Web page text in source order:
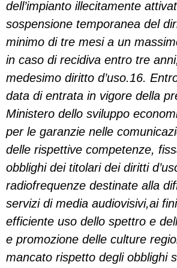
dell’impianto illecitamente
sospensione temporanea del
minimo di tre mesi a un
in caso di recidiva entro tre
medesimo diritto d’uso.16.
data di entrata in vigore della
Ministero dello sviluppo
per le garanzie nelle
delle rispettive competenze,
obblighi dei titolari dei diritti
radiofrequenze destinate alla
servizi di media audiovisivi,ai
efficiente uso dello spettro e
e promozione delle culture
mancato rispetto degli obblighi